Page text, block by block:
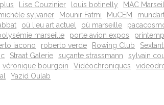
Lise Couzinier louis botinelly MAC
sylvaner Mounir Fatmi MuCEM
où lieu art actuel où marseille
marseille porte avion expos
iacono roberto verde Rowing Club
Straat Galerie suçante strassmann sylvain
véronique bourgoin Vidéochroniques
Yazid Oulab